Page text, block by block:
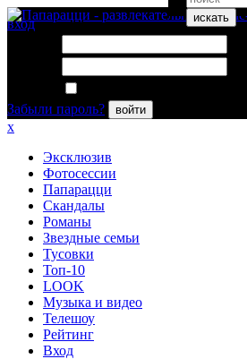
искать
вход
Забыли пароль?
войти
x
Эксклюзив
Фотосессии
Папарацци
Скандалы
Романы
Звездные семьи
Тусовки
Топ-10
LOOK
Музыка и видео
Телешоу
Рейтинг
Вход